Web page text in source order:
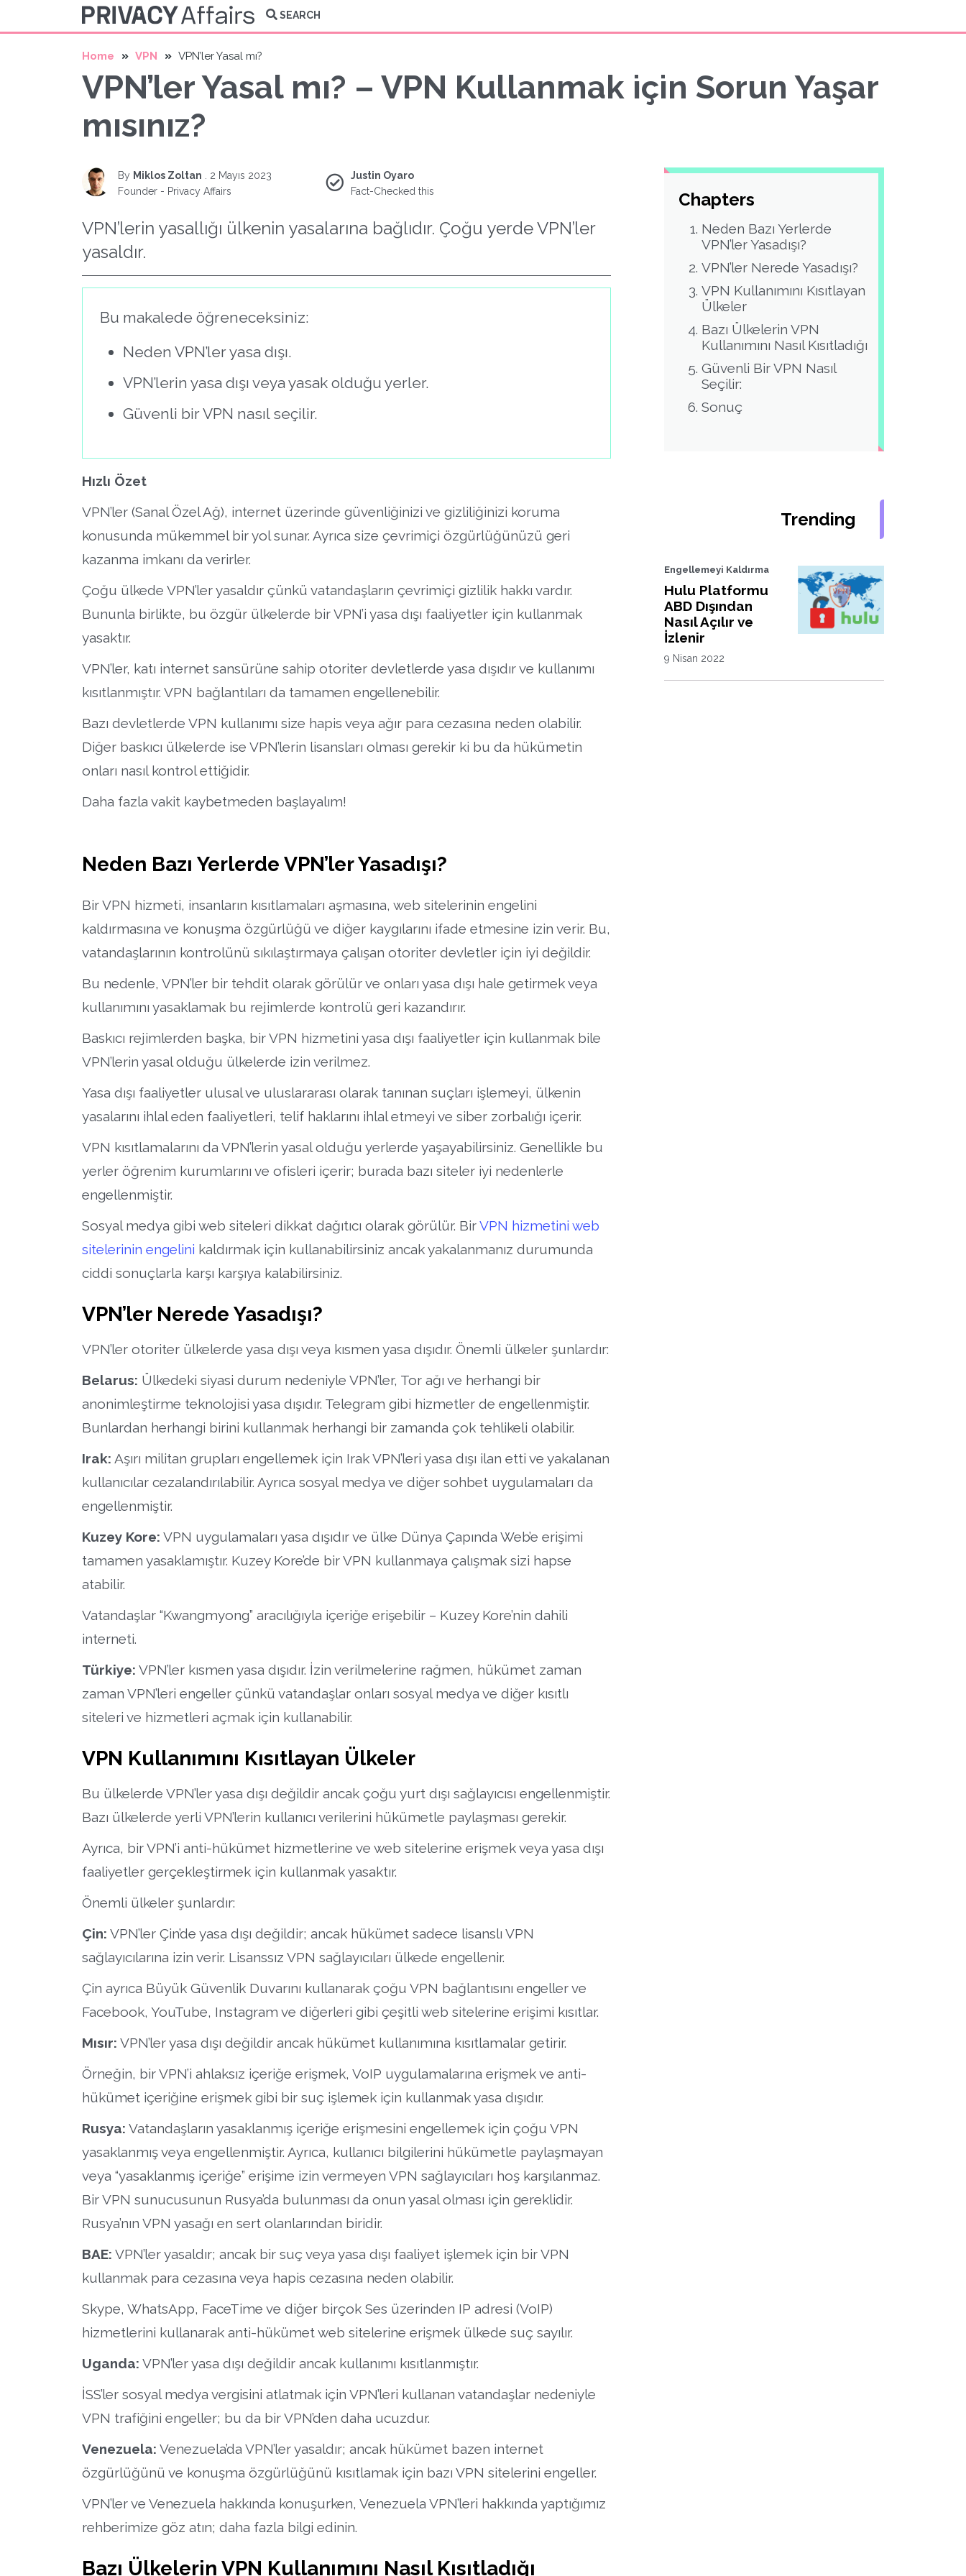
SEARCH
Home VPN VPN’ler Yasal mı?
VPN’ler Yasal mı? – VPN Kullanmak için Sorun Yaşar
mısınız?
By Miklos Zoltan
2 Mayıs 2023
Founder - Privacy Affairs
Justin Oyaro
Fact-Checked this
VPN’lerin yasallığı ülkenin yasalarına bağlıdır. Çoğu yerde VPN’ler
yasaldır.
Bu makalede öğreneceksiniz:
Neden VPN’ler yasa dışı.
VPN’lerin yasa dışı veya yasak olduğu yerler.
Güvenli bir VPN nasıl seçilir.
Hızlı Özet
VPN’ler (Sanal Özel Ağ), internet üzerinde güvenliğinizi ve gizliliğinizi koruma
konusunda mükemmel bir yol sunar. Ayrıca size çevrimiçi özgürlüğünüzü geri
kazanma imkanı da verirler.
Çoğu ülkede VPN’ler yasaldır çünkü vatandaşların çevrimiçi gizlilik hakkı vardır.
Bununla birlikte, bu özgür ülkelerde bir VPN’i yasa dışı faaliyetler için kullanmak
yasaktır.
VPN’ler, katı internet sansürüne sahip otoriter devletlerde yasa dışıdır ve kullanımı
kısıtlanmıştır. VPN bağlantıları da tamamen engellenebilir.
Bazı devletlerde VPN kullanımı size hapis veya ağır para cezasına neden olabilir.
Diğer baskıcı ülkelerde ise VPN’lerin lisansları olması gerekir ki bu da hükümetin
onları nasıl kontrol ettiğidir.
Daha fazla vakit kaybetmeden başlayalım!
Neden Bazı Yerlerde VPN’ler Yasadışı?
Bir VPN hizmeti, insanların kısıtlamaları aşmasına, web sitelerinin engelini
kaldırmasına ve konuşma özgürlüğü ve diğer kaygılarını ifade etmesine izin verir. Bu,
vatandaşlarının kontrolünü sıkılaştırmaya çalışan otoriter devletler için iyi değildir.
Bu nedenle, VPN’ler bir tehdit olarak görülür ve onları yasa dışı hale getirmek veya
kullanımını yasaklamak bu rejimlerde kontrolü geri kazandırır.
Baskıcı rejimlerden başka, bir VPN hizmetini yasa dışı faaliyetler için kullanmak bile
VPN’lerin yasal olduğu ülkelerde izin verilmez.
Yasa dışı faaliyetler ulusal ve uluslararası olarak tanınan suçları işlemeyi, ülkenin
yasalarını ihlal eden faaliyetleri, telif haklarını ihlal etmeyi ve siber zorbalığı içerir.
VPN kısıtlamalarını da VPN’lerin yasal olduğu yerlerde yaşayabilirsiniz. Genellikle bu
yerler öğrenim kurumlarını ve ofisleri içerir; burada bazı siteler iyi nedenlerle
engellenmiştir.
Sosyal medya gibi web siteleri dikkat dağıtıcı olarak görülür. BirVPN hizmetini web
sitelerinin engelini kaldırmak için kullanabilirsiniz ancak yakalanmanız durumunda
ciddi sonuçlarla karşı karşıya kalabilirsiniz.
VPN’ler Nerede Yasadışı?
VPN’ler otoriter ülkelerde yasa dışı veya kısmen yasa dışıdır. Önemli ülkeler şunlardır:
Belarus: Ülkedeki siyasi durum nedeniyle VPN’ler, Tor ağı ve herhangi bir
anonimleştirme teknolojisi yasa dışıdır. Telegram gibi hizmetler de engellenmiştir.
Bunlardan herhangi birini kullanmak herhangi bir zamanda çok tehlikeli olabilir.
Irak: Aşırı militan grupları engellemek için Irak VPN’leri yasa dışı ilan etti ve yakalanan
kullanıcılar cezalandırılabilir. Ayrıca sosyal medya ve diğer sohbet uygulamaları da
engellenmiştir.
Kuzey Kore: VPN uygulamaları yasa dışıdır ve ülke Dünya Çapında Web’e erişimi
tamamen yasaklamıştır. Kuzey Kore’de bir VPN kullanmaya çalışmak sizi hapse
atabilir.
Vatandaşlar “Kwangmyong” aracılığıyla içeriğe erişebilir – Kuzey Kore’nin dahili
interneti.
Türkiye: VPN’ler kısmen yasa dışıdır. İzin verilmelerine rağmen, hükümet zaman
zaman VPN’leri engeller çünkü vatandaşlar onları sosyal medya ve diğer kısıtlı
siteleri ve hizmetleri açmak için kullanabilir.
VPN Kullanımını Kısıtlayan Ülkeler
Bu ülkelerde VPN’ler yasa dışı değildir ancak çoğu yurt dışı sağlayıcısı engellenmiştir.
Bazı ülkelerde yerli VPN’lerin kullanıcı verilerini hükümetle paylaşması gerekir.
Ayrıca, bir VPN’i anti-hükümet hizmetlerine ve web sitelerine erişmek veya yasa dışı
faaliyetler gerçekleştirmek için kullanmak yasaktır.
Önemli ülkeler şunlardır:
Çin: VPN’ler Çin’de yasa dışı değildir; ancak hükümet sadece lisanslı VPN
sağlayıcılarına izin verir. Lisanssız VPN sağlayıcıları ülkede engellenir.
Çin ayrıca Büyük Güvenlik Duvarını kullanarak çoğu VPN bağlantısını engeller ve
Facebook, YouTube, Instagram ve diğerleri gibi çeşitli web sitelerine erişimi kısıtlar.
Mısır: VPN’ler yasa dışı değildir ancak hükümet kullanımına kısıtlamalar getirir.
Örneğin, bir VPN’i ahlaksız içeriğe erişmek, VoIP uygulamalarına erişmek ve anti-
hükümet içeriğine erişmek gibi bir suç işlemek için kullanmak yasa dışıdır.
Rusya: Vatandaşların yasaklanmış içeriğe erişmesini engellemek için çoğu VPN
yasaklanmış veya engellenmiştir. Ayrıca, kullanıcı bilgilerini hükümetle paylaşmayan
veya “yasaklanmış içeriğe” erişime izin vermeyen VPN sağlayıcıları hoş karşılanmaz.
Bir VPN sunucusunun Rusya’da bulunması da onun yasal olması için gereklidir.
Rusya’nın VPN yasağı en sert olanlarından biridir.
BAE: VPN’ler yasaldır; ancak bir suç veya yasa dışı faaliyet işlemek için bir VPN
kullanmak para cezasına veya hapis cezasına neden olabilir.
Skype, WhatsApp, FaceTime ve diğer birçok Ses üzerinden IP adresi (VoIP)
hizmetlerini kullanarak anti-hükümet web sitelerine erişmek ülkede suç sayılır.
Uganda: VPN’ler yasa dışı değildir ancak kullanımı kısıtlanmıştır.
İSS’ler sosyal medya vergisini atlatmak için VPN’leri kullanan vatandaşlar nedeniyle
VPN trafiğini engeller; bu da bir VPN’den daha ucuzdur.
Venezuela: Venezuela’da VPN’ler yasaldır; ancak hükümet bazen internet
özgürlüğünü ve konuşma özgürlüğünü kısıtlamak için bazı VPN sitelerini engeller.
VPN’ler ve Venezuela hakkında konuşurken, Venezuela VPN’leri hakkında yaptığımız
rehberimize göz atın; daha fazla bilgi edinin.
Bazı Ülkelerin VPN Kullanımını Nasıl Kısıtladığı
Chapters
Neden Bazı Yerlerde
VPN’ler Yasadışı?
VPN’ler Nerede Yasadışı?
VPN Kullanımını Kısıtlayan
Ülkeler
Bazı Ülkelerin VPN
Kullanımını Nasıl Kısıtladığı
Güvenli Bir VPN Nasıl
Seçilir:
Sonuç
Trending
Engellemeyi Kaldırma
Hulu Platformu
ABD Dışından
Nasıl Açılır ve
İzlenir
9 Nisan 2022